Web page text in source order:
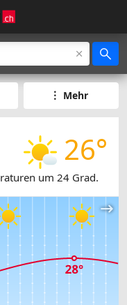
Mehr
26°
um 24 Grad.